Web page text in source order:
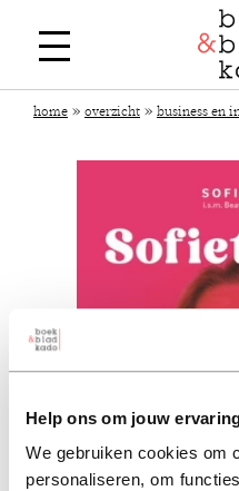
Help ons om jouw
We gebruiken cookies om
personaliseren, om
home » overzicht » business en